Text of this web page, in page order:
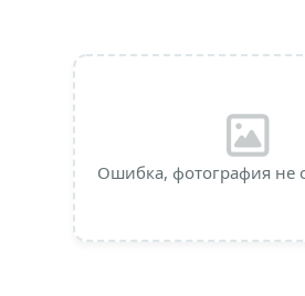
Ошибка, фотография не